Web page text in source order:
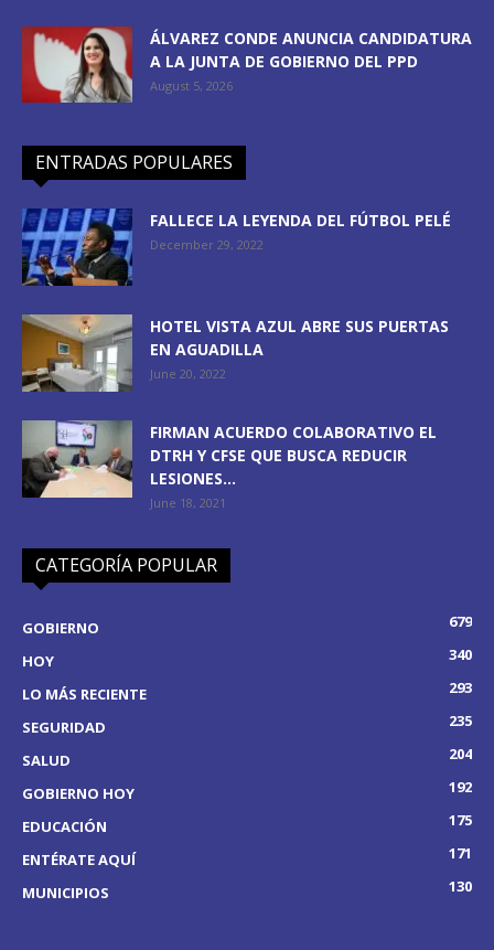
ÁLVAREZ CONDE ANUNCIA CANDIDATURA
A LA JUNTA DE GOBIERNO DEL PPD
August 5, 2026
ENTRADAS POPULARES
FALLECE LA LEYENDA DEL FÚTBOL PELÉ
December 29, 2022
HOTEL VISTA AZUL ABRE SUS PUERTAS
EN AGUADILLA
June 20, 2022
FIRMAN ACUERDO COLABORATIVO EL
DTRH Y CFSE QUE BUSCA REDUCIR
LESIONES...
June 18, 2021
CATEGORÍA POPULAR
GOBIERNO
679
HOY
340
LO MÁS RECIENTE
293
SEGURIDAD
235
SALUD
204
GOBIERNO HOY
192
EDUCACIÓN
175
ENTÉRATE AQUÍ
171
MUNICIPIOS
130